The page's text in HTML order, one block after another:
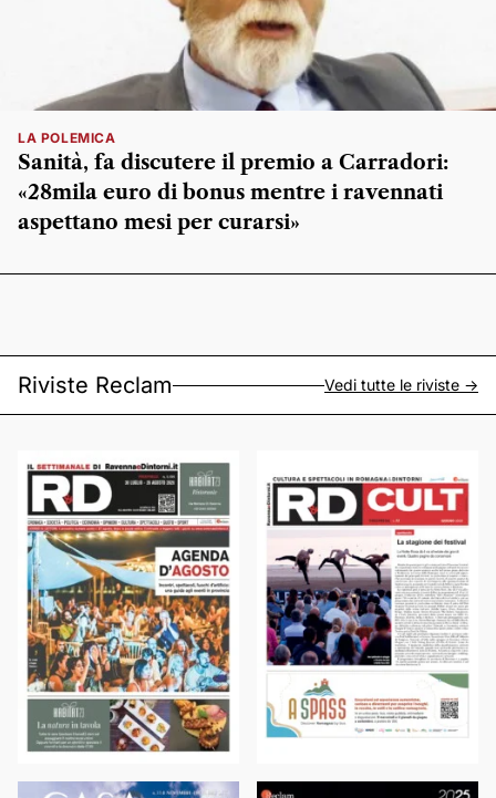
LA POLEMICA
Sanità, fa discutere il premio a Carradori:
«28mila euro di bonus mentre i ravennati
aspettano mesi per curarsi»
Riviste Reclam Vedi tutte le riviste ->